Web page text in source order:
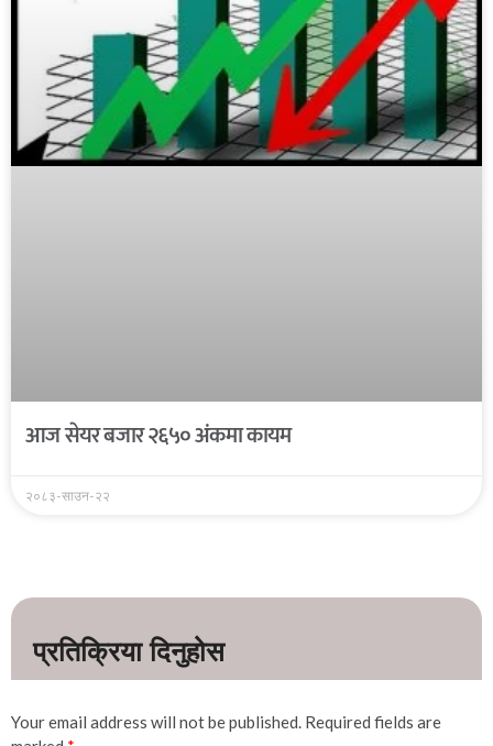
आज सेयर बजार २६५० अंकमा कायम
२०८३-साउन-२२
Your email address will not be published. Required fields are